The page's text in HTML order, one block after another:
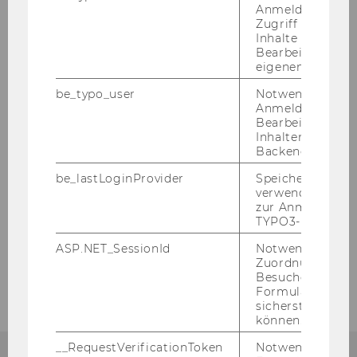
Melanie Schärer
Visiting Professors / Speakers
Anmeldung und
Zugriff auf
Inhalte oder zur
Bearbeitung des
eigenen Profils.
be_typo_user
Notwendig für
Anmeldung und
Bearbeitung von
Inhalten im
Backend.
be_lastLoginProvider
Speichert die
verwendete
zur Anmeldung
TYPO3-Backend.
ASP.NET_SessionId
Notwendig, um
Zuordnung von
Besucher zu
sicherstellen zu
können.
__RequestVerificationToken
Notwendig, um